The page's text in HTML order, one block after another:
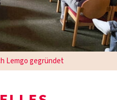
Lemgo gegründet